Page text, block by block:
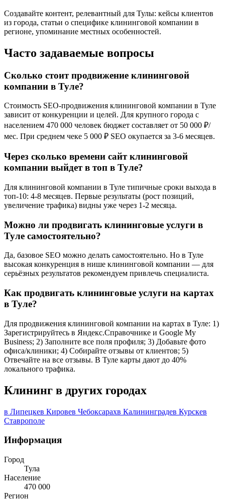
Создавайте контент, релевантный для Тулы: кейсы клиентов
из города, статьи о специфике клининговой компании в
регионе, упоминание местных особенностей.
Часто задаваемые вопросы
Сколько стоит продвижение клининговой
компании в Туле?
Стоимость SEO-продвижения клининговой компании в Туле
зависит от конкуренции и целей. Для крупного города с
населением 470 000 человек бюджет составляет от 50 000 ₽/
мес. При среднем чеке 5 000 ₽ SEO окупается за 3-6 месяцев.
Через сколько времени сайт клининговой
компании выйдет в топ в Туле?
Для клининговой компании в Туле типичные сроки выхода в
топ-10: 4-8 месяцев. Первые результаты (рост позиций,
увеличение трафика) видны уже через 1-2 месяца.
Можно ли продвигать клининговые услуги в
Туле самостоятельно?
Да, базовое SEO можно делать самостоятельно. Но в Туле
высокая конкуренция в нише клининговой компании — для
серьёзных результатов рекомендуем привлечь специалиста.
Как продвигать клининговые услуги на картах
в Туле?
Для продвижения клининговой компании на картах в Туле: 1)
Зарегистрируйтесь в Яндекс.Справочнике и Google My
Business; 2) Заполните все поля профиля; 3) Добавьте фото
офиса/клиники; 4) Собирайте отзывы от клиентов; 5)
Отвечайте на все отзывы. В Туле карты дают до 40%
локального трафика.
Клининг в других городах
в Липецкев Кировев Чебоксарахв Калининградев Курскев
Ставрополе
Информация
Город
Тула
Население
470 000
Регион